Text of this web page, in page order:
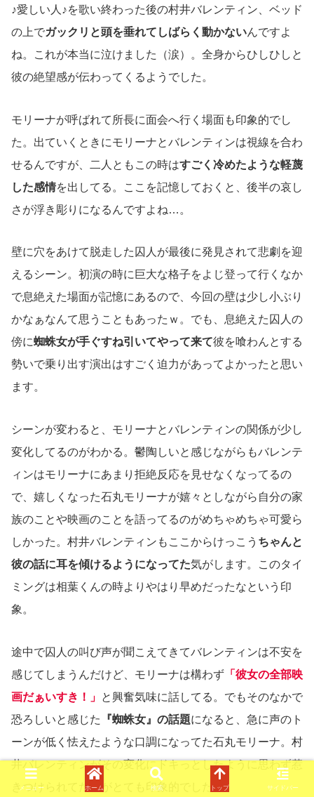
♪愛しい人♪を歌い終わった後の村井バレンティン、ベッド
の上でガックリと頭を垂れてしばらく動かないんですよ
ね。これが本当に泣けました（涙）。全身からひしひしと
彼の絶望感が伝わってくるようでした。
モリーナが呼ばれて所長に面会へ行く場面も印象的でし
た。出ていくときにモリーナとバレンティンは視線を合わ
せるんですが、二人ともこの時はすごく冷めたような軽蔑
した感情を出してる。ここを記憶しておくと、後半の哀し
さが浮き彫りになるんですよね…。
壁に穴をあけて脱走した囚人が最後に発見されて悲劇を迎
えるシーン。初演の時に巨大な格子をよじ登って行くなか
で息絶えた場面が記憶にあるので、今回の壁は少し小ぶり
かなぁなんて思うこともあったｗ。でも、息絶えた囚人の
傍に蜘蛛女が手ぐすね引いてやって来て彼を喰わんとする
勢いで乗り出す演出はすごく迫力があってよかったと思い
ます。
シーンが変わると、モリーナとバレンティンの関係が少し
変化してるのがわかる。鬱陶しいと感じながらもバレンテ
ィンはモリーナにあまり拒絶反応を見せなくなってるの
で、嬉しくなった石丸モリーナが嬉々としながら自分の家
族のことや映画のことを語ってるのがめちゃめちゃ可愛ら
しかった。村井バレンティンもここからけっこう ちゃんと
彼の話に耳を傾けるようになってた気がします。このタイ
ミングは相葉くんの時よりやはり早めだったなという印
象。
途中で囚人の叫び声が聞こえてきてバレンティンは不安を
感じてしまうんだけど、モリーナは構わず 「彼女の全部映
画だぁいすき！」 と興奮気味に話してる。でもそのなかで
恐ろしいと感じた
『蜘蛛女』の話題になると、急に声のト
ーンが低く怯えたような口調になってた石丸モリーナ。村
井バレンティンがその変化にドキっとしたように思わず惹
きつけられてたのがとても印象的でした。
メニュー ホーム 検索 トップ サイドバー